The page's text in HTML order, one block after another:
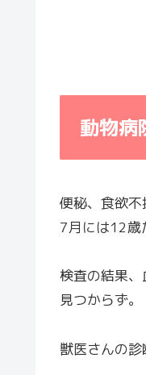
動物病
便秘、食欲
7月には12歳
検査の結果
見つからず。
獣医さんの診